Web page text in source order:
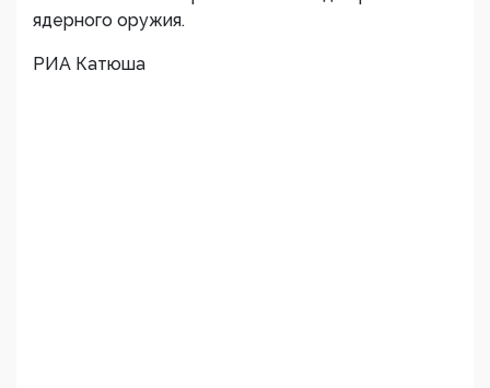
ядерного оружия.
РИА Катюша